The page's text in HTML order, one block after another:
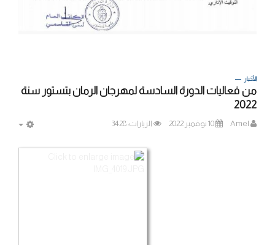
الأخبار
من فعاليات الدورة السادسة لمهرجان الرمان بتستور سنة
2022
Amel 10 نوفمبر 2022 الزيارات: 3428